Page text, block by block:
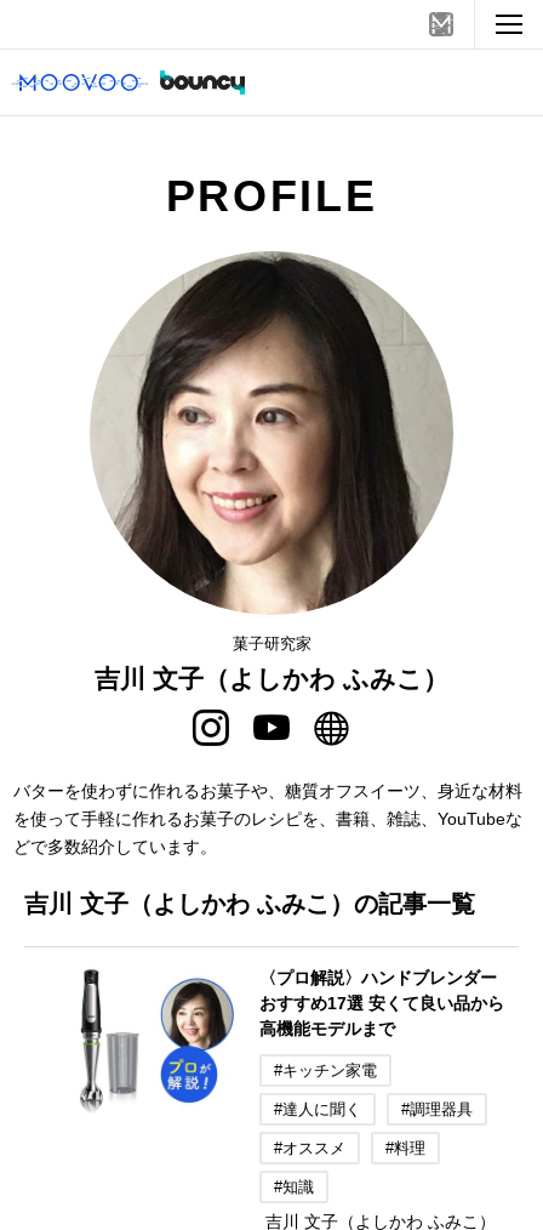
PROFILE
菓子研究家
吉川 文子（よしかわ ふみこ）
バターを使わずに作れるお菓子や、糖質オフスイーツ、身近な材料
を使って手軽に作れるお菓子のレシピを、書籍、雑誌、YouTubeな
どで多数紹介しています。
吉川 文子（よしかわ ふみこ）の記事一覧
〈プロ解説〉ハンドブレンダー
おすすめ17選 安くて良い品から
高機能モデルまで
#キッチン家電
#達人に聞く #調理器具
#オススメ #料理
#知識
吉川 文子（よしかわ ふみこ）